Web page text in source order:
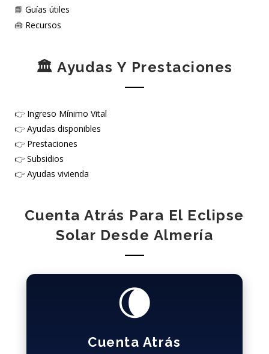
📘 Guías útiles
🧰 Recursos
🏛️ Ayudas Y Prestaciones
👉 Ingreso Mínimo Vital
👉 Ayudas disponibles
👉 Prestaciones
👉 Subsidios
👉 Ayudas vivienda
Cuenta Atrás Para El Eclipse
Solar Desde Almería
🌘
Cuenta Atrás